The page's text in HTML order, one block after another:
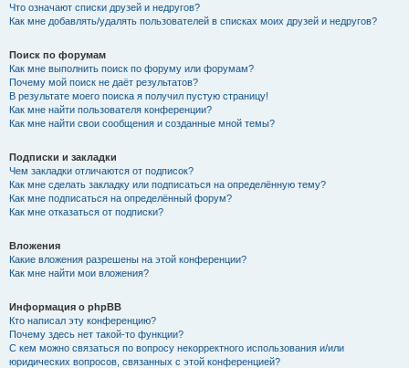
Что означают списки друзей и недругов?
Как мне добавлять/удалять пользователей в списках моих друзей и недругов?
Поиск по форумам
Как мне выполнить поиск по форуму или форумам?
Почему мой поиск не даёт результатов?
В результате моего поиска я получил пустую страницу!
Как мне найти пользователя конференции?
Как мне найти свои сообщения и созданные мной темы?
Подписки и закладки
Чем закладки отличаются от подписок?
Как мне сделать закладку или подписаться на определённую тему?
Как мне подписаться на определённый форум?
Как мне отказаться от подписки?
Вложения
Какие вложения разрешены на этой конференции?
Как мне найти мои вложения?
Информация о phpBB
Кто написал эту конференцию?
Почему здесь нет такой-то функции?
С кем можно связаться по вопросу некорректного использования и/или
юридических вопросов, связанных с этой конференцией?